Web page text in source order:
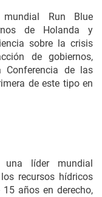
Run Blue
de Holanda y
sobre la crisis
de gobiernos,
de las
de este tipo en
una líder mundial
recursos hídricos
años en derecho,